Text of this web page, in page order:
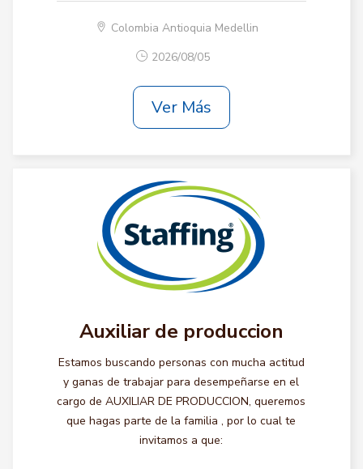
Colombia Antioquia Medellin
2026/08/05
Ver Más
Auxiliar de produccion
Estamos buscando personas con mucha actitud
y ganas de trabajar para desempeñarse en el
cargo de AUXILIAR DE PRODUCCION, queremos
que hagas parte de la familia , por lo cual te
invitamos a que: